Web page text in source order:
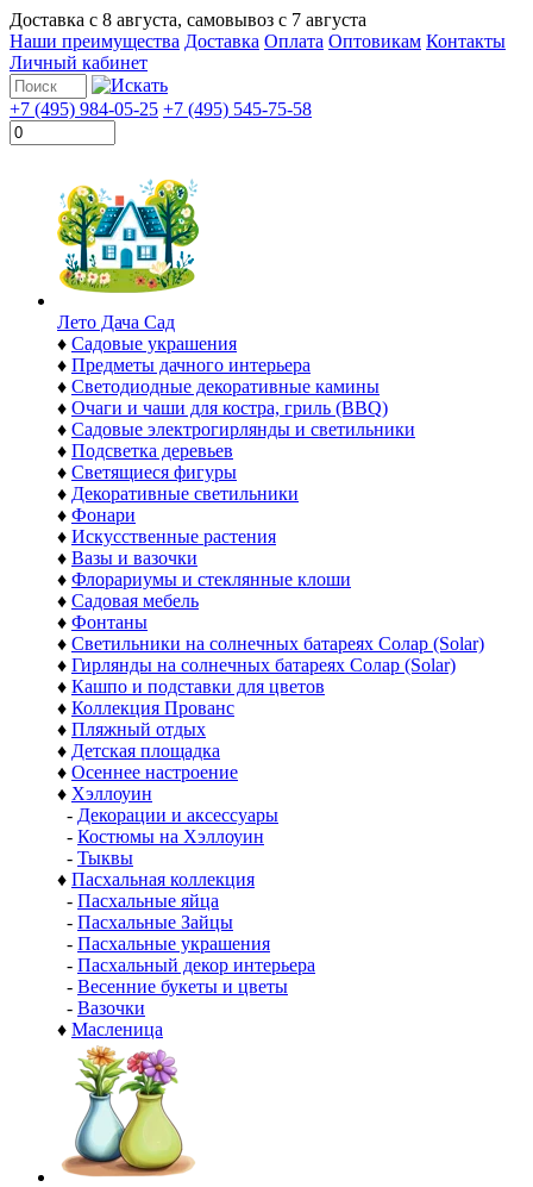
Доставка с 8 августа, самовывоз с 7 августа
Наши преимущества Доставка Оплата Оптовикам Контакты
Личный кабинет
+7 (495) 984-05-25 +7 (495) 545-75-58
Лето Дача Сад
♦ Садовые украшения
♦ Предметы дачного интерьера
♦ Светодиодные декоративные камины
♦ Очаги и чаши для костра, гриль (BBQ)
♦ Садовые электрогирлянды и светильники
♦ Подсветка деревьев
♦ Светящиеся фигуры
♦ Декоративные светильники
♦ Фонари
♦ Искусственные растения
♦ Вазы и вазочки
♦ Флорариумы и стеклянные клоши
♦ Садовая мебель
♦ Фонтаны
♦ Светильники на солнечных батареях Солар (Solar)
♦ Гирлянды на солнечных батареях Солар (Solar)
♦ Кашпо и подставки для цветов
♦ Коллекция Прованс
♦ Пляжный отдых
♦ Детская площадка
♦ Осеннее настроение
♦ Хэллоуин
- Декорации и аксессуары
- Костюмы на Хэллоуин
- Тыквы
♦ Пасхальная коллекция
- Пасхальные яйца
- Пасхальные Зайцы
- Пасхальные украшения
- Пасхальный декор интерьера
- Весенние букеты и цветы
- Вазочки
♦ Масленица